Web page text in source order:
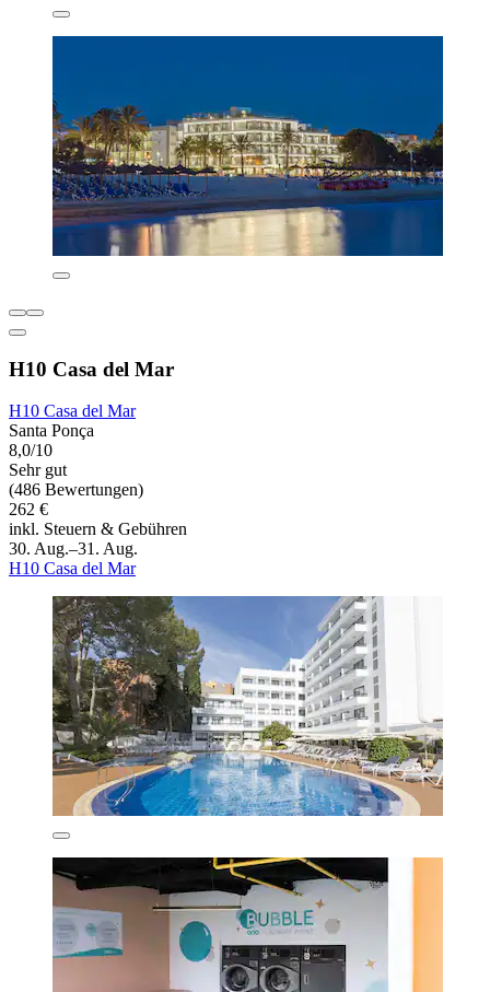
H10 Casa del Mar
H10 Casa del Mar
Santa Ponça
8,0/10
Sehr gut
(486 Bewertungen)
262 €
inkl. Steuern & Gebühren
30. Aug.–31. Aug.
H10 Casa del Mar